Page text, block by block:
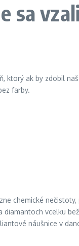
sa
ktorý ak by zdobil
farby.
chemické
vcelku
náušnice v